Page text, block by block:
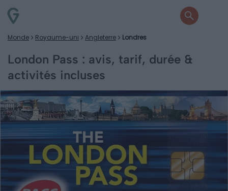
Monde Royaume-uni Angleterre Londres
London Pass : avis, tarif, durée &
activités incluses